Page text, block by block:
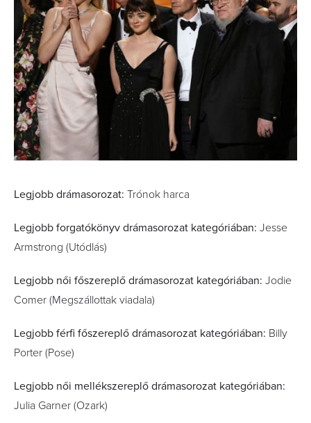
Legjobb drámasorozat: Trónok harca
Legjobb forgatókönyv drámasorozat kategóriában: Jesse
Armstrong (Utódlás)
Legjobb női főszereplő drámasorozat kategóriában: Jodie
Comer (Megszállottak viadala)
Legjobb férfi főszereplő drámasorozat kategóriában: Billy
Porter (Pose)
Legjobb női mellékszereplő drámasorozat kategóriában:
Julia Garner (Ozark)